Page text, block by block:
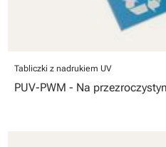
Tabliczki z nadrukiem UV
PUV-PWM - Na